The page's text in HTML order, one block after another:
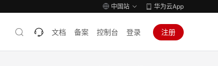
中国站 华为云App
文档 备案 控制台 登录 注册